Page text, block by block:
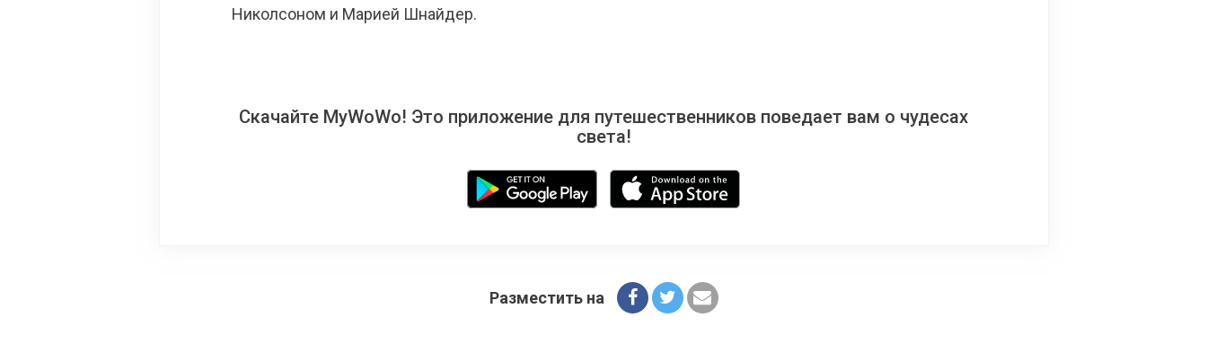
Николсоном и Марией Шнайдер.
Скачайте MyWoWo! Это приложение для путешественников поведает вам о чудесах
света!
Разместить на